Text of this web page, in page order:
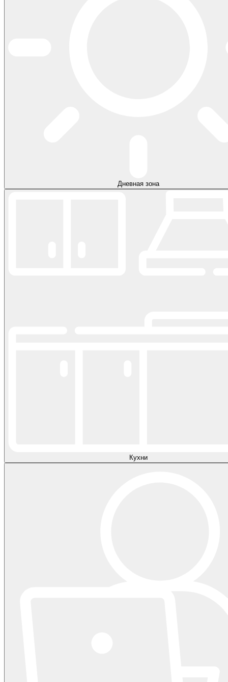
Дневная зона
Кухни